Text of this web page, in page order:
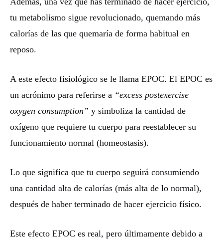
tu metabolismo sigue revolucionado, quemando más
calorías de las que quemaría de forma habitual en
reposo.
A este efecto fisiológico se le llama EPOC. El EPOC es
un acrónimo para referirse a “excess postexercise
oxygen consumption” y simboliza la cantidad de
oxígeno que requiere tu cuerpo para reestablecer su
funcionamiento normal (homeostasis).
Lo que significa que tu cuerpo seguirá consumiendo
una cantidad alta de calorías (más alta de lo normal),
después de haber terminado de hacer ejercicio físico.
Este efecto EPOC es real, pero últimamente debido a